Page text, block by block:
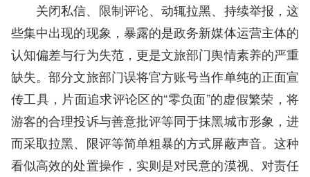
关闭私信、限制评论、动辄拉黑、持续举报，这
些集中出现的现象，暴露的是政务新媒体运营主体的
认知偏差与行为失范，更是文旅部门舆情素养的严重
缺失。部分文旅部门误将官方账号当作单纯的正面宣
传工具，片面追求评论区的“零负面”的虚假繁荣，将
游客的合理投诉与善意批评等同于抹黑城市形象，进
而采取拉黑、限评等简单粗暴的方式屏蔽声音。这种
看似高效的处置操作，实则是对民意的漠视、对责任